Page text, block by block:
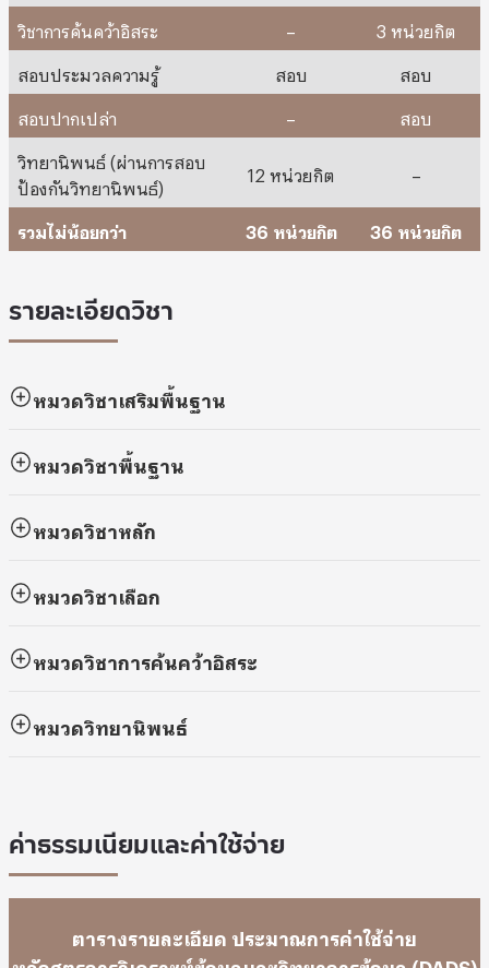
วิชาการค้นคว้าอิสระ 3 หน่วยกิต
สอบประมวลความรู้ สอบ สอบ
สอบปากเปล่า สอบ
วิทยานิพนธ์ (ผ่านการสอบ
ป้องกันวิทยานิพนธ์)
12 หน่วยกิต
รวมไม่น้อยกว่า 36 หน่วยกิต 36 หน่วยกิต
รายละเอียดวิชา
หมวดวิชาเสริมพื้นฐาน
หมวดวิชาพื้นฐาน
หมวดวิชาหลัก
หมวดวิชาเลือก
หมวดวิชาการค้นคว้าอิสระ
หมวดวิทยานิพนธ์
ค่าธรรมเนียมและค่าใช้จ่าย
ตารางรายละเอียด ประมาณการค่าใช้จ่าย
หลักสูตรการวิเคราะห์ข้อมูลและวิทยาการข้อมูล (DADS)